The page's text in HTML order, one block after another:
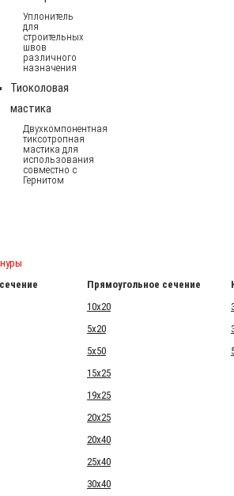
Уплонитель
для
строительных
швов
различного
назначения
Тиоколовая
мастика
Двухкомпонентная
тиксотропная
мастика для
использования
совместно с
Гернитом
Прямоугольное сечение
10x20
5x20
5x50
15x25
19x25
20x25
20x40
25x40
30x40